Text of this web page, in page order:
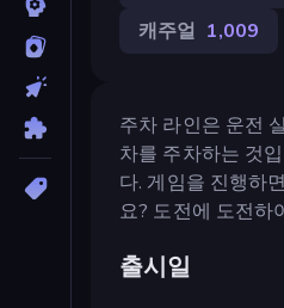
캐주얼 1,009
주차 라인은 운전
차를 주차하는 것
다. 게임을 진행하
요? 도전에 도전하
출시일